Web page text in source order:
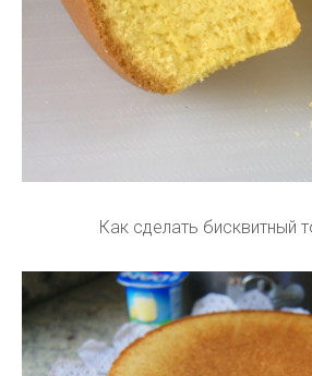
Как сделать бисквитный